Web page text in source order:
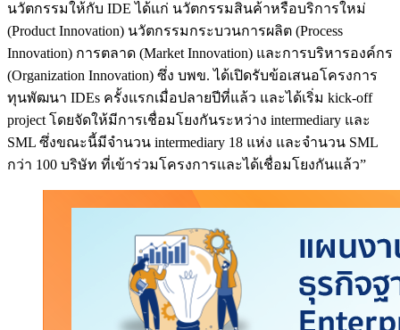
นวัตกรรมให้กับ IDE ได้แก่ นวัตกรรมสินค้าหรือบริการใหม่
(Product Innovation) นวัตกรรมกระบวนการผลิต (Process
Innovation) การตลาด (Market Innovation) และการบริหารองค์กร
(Organization Innovation) ซึ่ง บพข. ได้เปิดรับข้อเสนอโครงการ
ทุนพัฒนา IDEs ครั้งแรกเมื่อปลายปีที่แล้ว และได้เริ่ม kick-off
project โดยจัดให้มีการเชื่อมโยงกันระหว่าง intermediary และ
SML ซึ่งขณะนี้มีจำนวน intermediary 18 แห่ง และจำนวน SML
กว่า 100 บริษัท ที่เข้าร่วมโครงการและได้เชื่อมโยงกันแล้ว”